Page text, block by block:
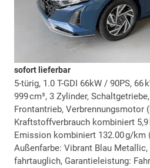
sofort lieferbar
5-türig, 1.0 T-GDI 66kW / 90PS, 66
999 cm³, 3 Zylinder, Schaltgetriebe,
Frontantrieb, Verbrennungsmotor
Kraftstoffverbrauch kombiniert 5,9
Emission kombiniert 132.00 g/km
Außenfarbe: Vibrant Blau
fahrtauglich, Garantieleistung: